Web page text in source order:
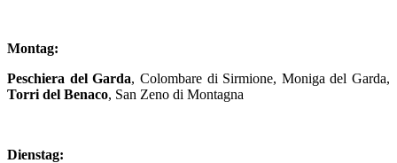
Montag:
Peschiera del Garda, Colombare di Sirmione, Moniga del Garda,
Torri del Benaco, San Zeno di Montagna
Dienstag: